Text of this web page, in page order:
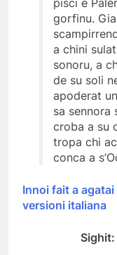
pisci e
gorfinu.
a chini
sonoru, a
de su soli
apoderat
sa sennora
croba a su
tropa chi
conca a
Innoi fait a
versioni italiana
Sighit: